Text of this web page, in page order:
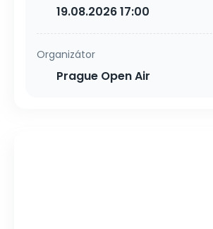
19.08.2026 17:00
Organizátor
Prague Open Air